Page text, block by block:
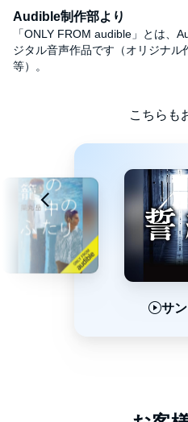
Audible制作部より
「ONLY FROM audible」とは、
ジタル音声作品です（オリジナ
等）。
こちらも
サ